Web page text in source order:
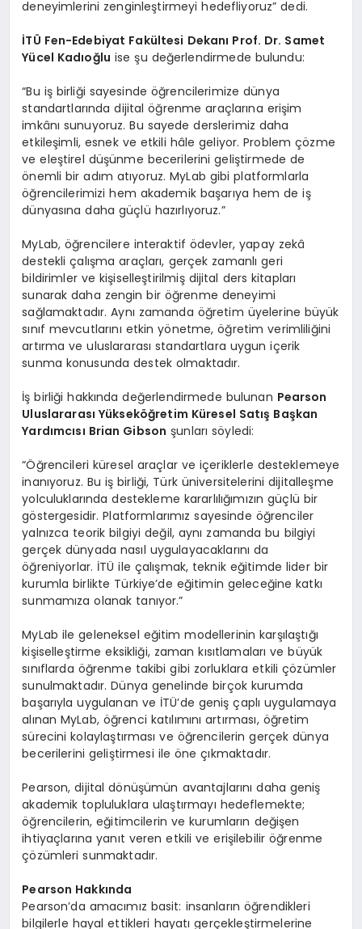
deneyimlerini zenginleştirmeyi hedefliyoruz” dedi.
İTÜ Fen-Edebiyat Fakültesi Dekanı Prof. Dr. Samet
Yücel Kadıoğlu ise şu değerlendirmede bulundu:
“Bu iş birliği sayesinde öğrencilerimize dünya
standartlarında dijital öğrenme araçlarına erişim
imkânı sunuyoruz. Bu sayede derslerimiz daha
etkileşimli, esnek ve etkili hâle geliyor. Problem çözme
ve eleştirel düşünme becerilerini geliştirmede de
önemli bir adım atıyoruz. MyLab gibi platformlarla
öğrencilerimizi hem akademik başarıya hem de iş
dünyasına daha güçlü hazırlıyoruz.”
MyLab, öğrencilere interaktif ödevler, yapay zekâ
destekli çalışma araçları, gerçek zamanlı geri
bildirimler ve kişiselleştirilmiş dijital ders kitapları
sunarak daha zengin bir öğrenme deneyimi
sağlamaktadır. Aynı zamanda öğretim üyelerine büyük
sınıf mevcutlarını etkin yönetme, öğretim verimliliğini
artırma ve uluslararası standartlara uygun içerik
sunma konusunda destek olmaktadır.
İş birliği hakkında değerlendirmede bulunan Pearson
Uluslararası Yükseköğretim Küresel Satış Başkan
Yardımcısı Brian Gibson şunları söyledi:
“Öğrencileri küresel araçlar ve içeriklerle desteklemeye
inanıyoruz. Bu iş birliği, Türk üniversitelerini dijitalleşme
yolculuklarında destekleme kararlılığımızın güçlü bir
göstergesidir. Platformlarımız sayesinde öğrenciler
yalnızca teorik bilgiyi değil, aynı zamanda bu bilgiyi
gerçek dünyada nasıl uygulayacaklarını da
öğreniyorlar. İTÜ ile çalışmak, teknik eğitimde lider bir
kurumla birlikte Türkiye’de eğitimin geleceğine katkı
sunmamıza olanak tanıyor.”
MyLab ile geleneksel eğitim modellerinin karşılaştığı
kişiselleştirme eksikliği, zaman kısıtlamaları ve büyük
sınıflarda öğrenme takibi gibi zorluklara etkili çözümler
sunulmaktadır. Dünya genelinde birçok kurumda
başarıyla uygulanan ve İTÜ’de geniş çaplı uygulamaya
alınan MyLab, öğrenci katılımını artırması, öğretim
sürecini kolaylaştırması ve öğrencilerin gerçek dünya
becerilerini geliştirmesi ile öne çıkmaktadır.
Pearson, dijital dönüşümün avantajlarını daha geniş
akademik topluluklara ulaştırmayı hedeflemekte;
öğrencilerin, eğitimcilerin ve kurumların değişen
ihtiyaçlarına yanıt veren etkili ve erişilebilir öğrenme
çözümleri sunmaktadır.
Pearson Hakkında
Pearson’da amacımız basit: insanların öğrendikleri
bilgilerle hayal ettikleri hayatı gerçekleştirmelerine